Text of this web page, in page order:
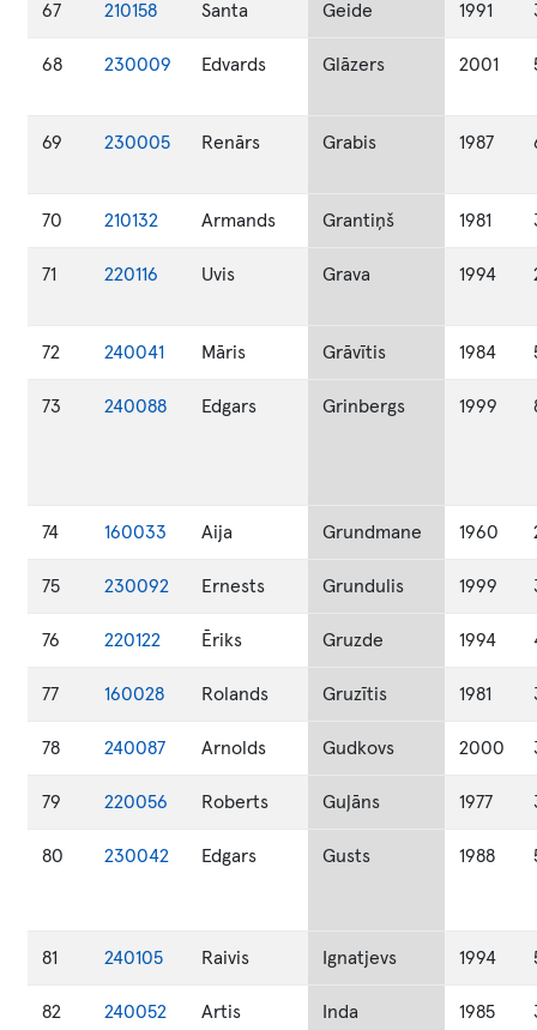
67 210158 Santa Geide 1991
68 230009 Edvards Glāzers 2001
69 230005 Renārs Grabis 1987
70 210132 Armands Grantiņš 1981
71 220116 Uvis Grava 1994
72 240041 Māris Grāvītis 1984
73 240088 Edgars Grinbergs 1999
74 160033 Aija Grundmane 1960
75 230092 Ernests Grundulis 1999
76 220122 Ēriks Gruzde 1994
77 160028 Rolands Gruzītis 1981
78 240087 Arnolds Gudkovs 2000
79 220056 Roberts Guļāns 1977
80 230042 Edgars Gusts 1988
81 240105 Raivis Ignatjevs 1994
82 240052 Artis Inda 1985